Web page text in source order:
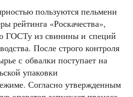
пользуются пельмени
рейтинга «Роскачества»,
ГОСТу из свинины и специй
После строго контроля
с обвалки поступает на
упаковки
Согласно утвержденным